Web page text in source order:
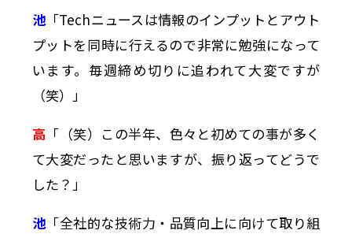
池「Techニュースは情報のインプットとアウト
プットを同時に行えるので非常に勉強になって
います。毎週締め切りに追われて大変ですが
（笑）」
高 「（笑）この半年、色々と初めての事が多く
て大変だったと思いますが、振り返ってどうで
した？」
池「全社的な技術力・品質向上に向けて取り組